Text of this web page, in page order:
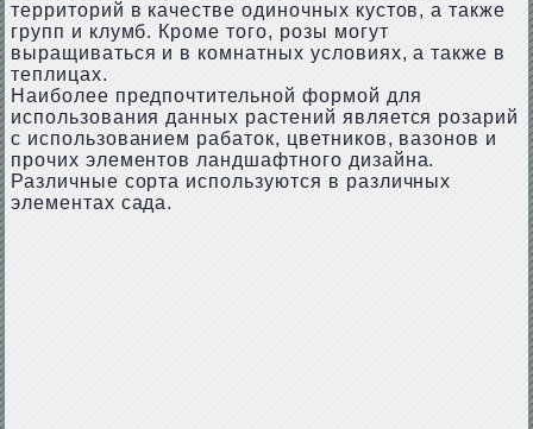
территорий в качестве одиночных кустов, а также
групп и клумб. Кроме того, розы могут
выращиваться и в комнатных условиях, а также в
теплицах.
Наиболее предпочтительной формой для
использования данных растений является розарий
с использованием рабаток, цветников, вазонов и
прочих элементов ландшафтного дизайна.
Различные сорта используются в различных
элементах сада.